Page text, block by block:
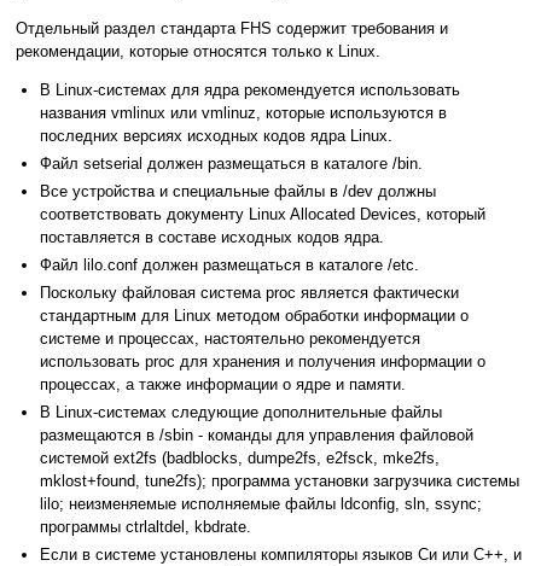
Отдельный раздел стандарта FHS содержит требования и
рекомендации, которые относятся только к Linux.
В Linux-системах для ядра рекомендуется использовать
названия vmlinux или vmlinuz, которые используются в
последних версиях исходных кодов ядра Linux.
Файл setserial должен размещаться в каталоге /bin.
Все устройства и специальные файлы в /dev должны
соответствовать документу Linux Allocated Devices, который
поставляется в составе исходных кодов ядра.
Файл lilo.conf должен размещаться в каталоге /etc.
Поскольку файловая система proc является фактически
стандартным для Linux методом обработки информации о
системе и процессах, настоятельно рекомендуется
использовать proc для хранения и получения информации о
процессах, а также информации о ядре и памяти.
В Linux-системах следующие дополнительные файлы
размещаются в /sbin - команды для управления файловой
системой ext2fs (badblocks, dumpe2fs, e2fsck, mke2fs,
mklost+found, tune2fs); программа установки загрузчика системы
lilo; неизменяемые исполняемые файлы ldconfig, sln, ssync;
программы ctrlaltdel, kbdrate.
Если в системе установлены компиляторы языков Cи или C++, и